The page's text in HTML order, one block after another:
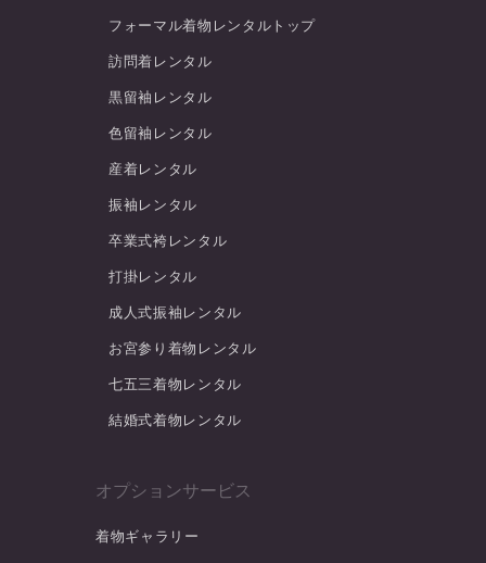
フォーマル着物レンタルトップ
訪問着レンタル
黒留袖レンタル
色留袖レンタル
産着レンタル
振袖レンタル
卒業式袴レンタル
打掛レンタル
成人式振袖レンタル
お宮参り着物レンタル
七五三着物レンタル
結婚式着物レンタル
オプションサービス
着物ギャラリー